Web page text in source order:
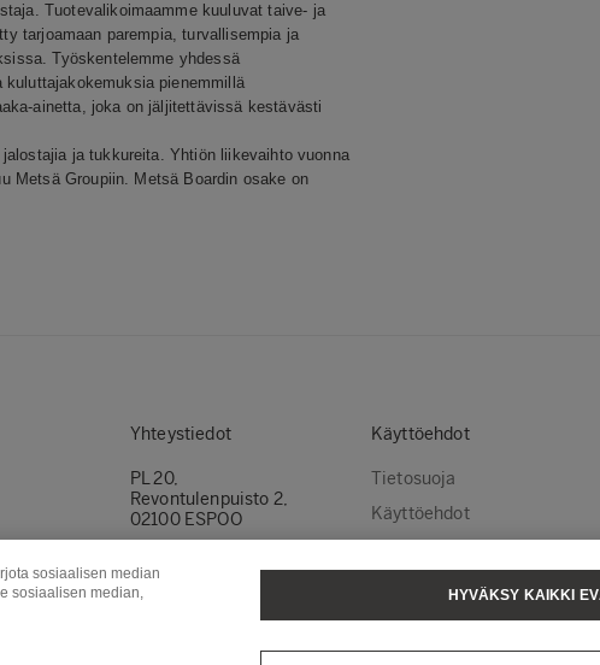
Tuotevalikoimaamme kuuluvat taive- ja
tarjoamaan parempia, turvallisempia ja
Työskentelemme yhdessä
pienemmillä
ainetta, joka on jäljitettävissä kestävästi
ja tukkureita. Yhtiön liikevaihto vuonna
Metsä Groupiin. Metsä Boardin osake on
Yhteystiedot
PL 20,
Revontulenpuisto 2,
02100 ESPOO
Ota yhteyttä
Käyttöehdot
Tietosuoja
Käyttöehdot
Evästeasetukset
sosiaalisen median
sosiaalisen median,
HYVÄKSY KAIKKI